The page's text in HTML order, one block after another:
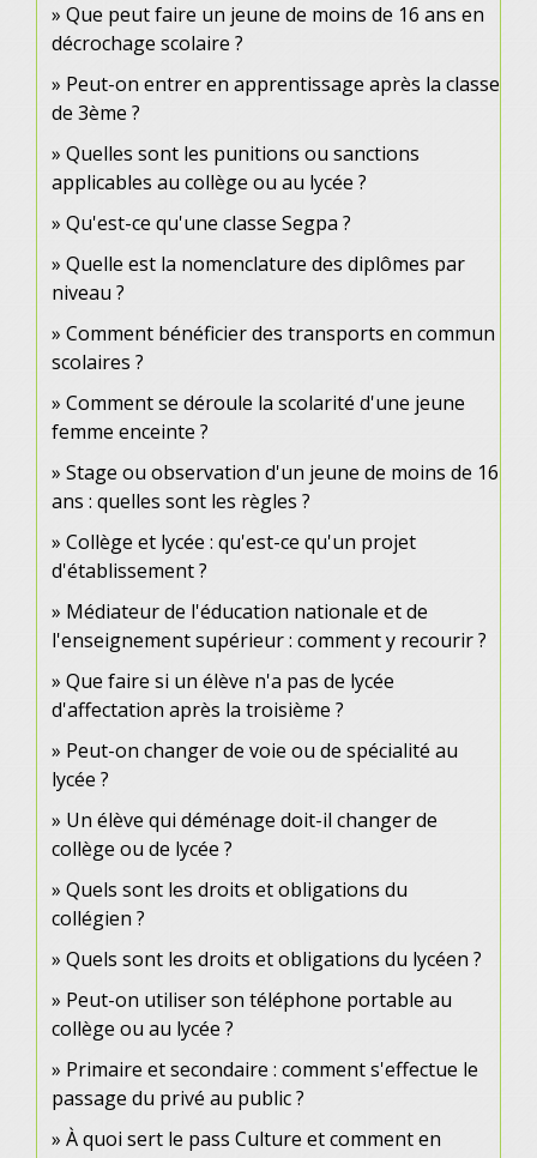
Que peut faire un jeune de moins de 16 ans en
décrochage scolaire ?
Peut-on entrer en apprentissage après la classe
de 3ème ?
Quelles sont les punitions ou sanctions
applicables au collège ou au lycée ?
Qu'est-ce qu'une classe Segpa ?
Quelle est la nomenclature des diplômes par
niveau ?
Comment bénéficier des transports en commun
scolaires ?
Comment se déroule la scolarité d'une jeune
femme enceinte ?
Stage ou observation d'un jeune de moins de 16
ans : quelles sont les règles ?
Collège et lycée : qu'est-ce qu'un projet
d'établissement ?
Médiateur de l'éducation nationale et de
l'enseignement supérieur : comment y recourir ?
Que faire si un élève n'a pas de lycée
d'affectation après la troisième ?
Peut-on changer de voie ou de spécialité au
lycée ?
Un élève qui déménage doit-il changer de
collège ou de lycée ?
Quels sont les droits et obligations du
collégien ?
Quels sont les droits et obligations du lycéen ?
Peut-on utiliser son téléphone portable au
collège ou au lycée ?
Primaire et secondaire : comment s'effectue le
passage du privé au public ?
À quoi sert le pass Culture et comment en